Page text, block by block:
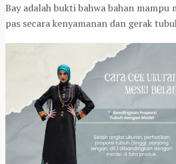
Bay adalah bukti bahwa bahan mampu
pas secara kenyamanan dan gerak